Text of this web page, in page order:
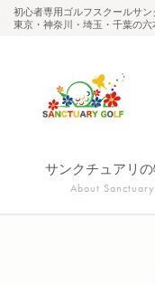
初心者専用ゴルフスクールサ
東京・神奈川・埼玉・千葉の
サンクチュアリ
About Sanctuary